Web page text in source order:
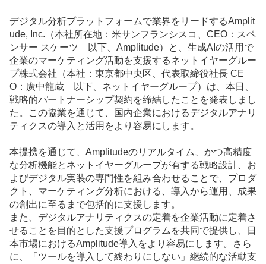
デジタル分析プラットフォームで業界をリードするAmplit
ude, Inc.（本社所在地：米サンフランシスコ、CEO：スペ
ンサー スケーツ 以下、Amplitude）と、 生成AI の活用で
企業のマーケティング活動を支援するネットイヤーグルー
プ株式会社（本社：東京都中央区、代表取締役社長 CE
O：廣中龍蔵 以下、ネットイヤーグループ）は、本日、
戦略的パートナーシップ契約を締結したことを発表しまし
た。この協業を通じて、国内企業におけるデジタルアナリ
ティクスの導入と活用をより容易にします。
本提携を通じて、Amplitudeのリアルタイム、かつ高精度
な分析機能とネットイヤーグループが有する戦略設計、お
よびデジタル実装の専門性を組み合わせることで、プロダ
クト、マーケティング分析における、導入から運用、成果
の創出に至るまで包括的に支援します。
また、デジタルアナリティクスの定着を企業活動に定着さ
せることを目的とした支援プログラムを共同で提供し、日
本市場におけるAmplitude導入をより容易にします。さら
に、「ツールを導入して終わりにしない」継続的な活動支